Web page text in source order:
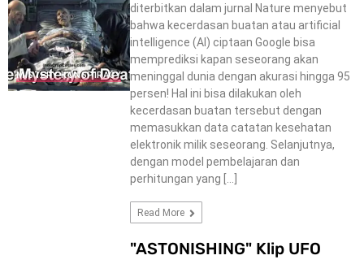
MISTERY-KONSPIRACY
diterbitkan dalam jurnal Nature menyebut
bahwa kecerdasan buatan atau artificial
intelligence (AI) ciptaan Google bisa
memprediksi kapan seseorang akan
meninggal dunia dengan akurasi hingga 95
persen! Hal ini bisa dilakukan oleh
kecerdasan buatan tersebut dengan
memasukkan data catatan kesehatan
elektronik milik seseorang. Selanjutnya,
dengan model pembelajaran dan
perhitungan yang […]
Read More
"ASTONISHING" Klip UFO